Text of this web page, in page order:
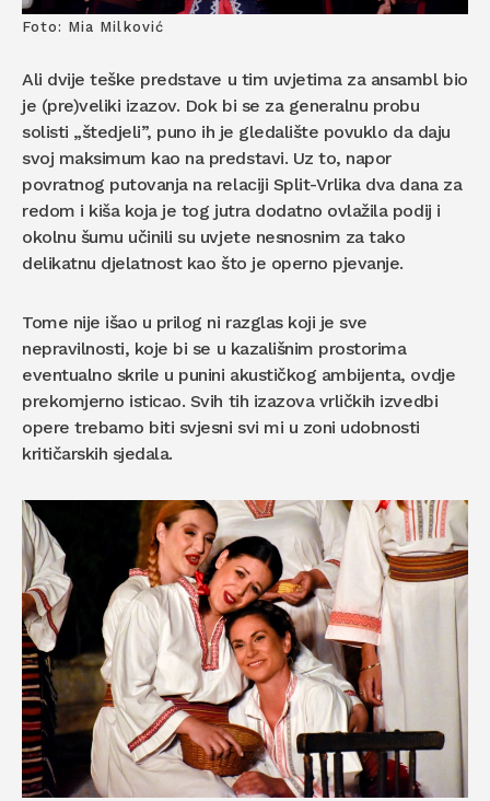
Foto: Mia Milković
Ali dvije teške predstave u tim uvjetima za ansambl bio
je (pre)veliki izazov. Dok bi se za generalnu probu
solisti „štedjeli”, puno ih je gledalište povuklo da daju
svoj maksimum kao na predstavi. Uz to, napor
povratnog putovanja na relaciji Split-Vrlika dva dana za
redom i kiša koja je tog jutra dodatno ovlažila podij i
okolnu šumu učinili su uvjete nesnosnim za tako
delikatnu djelatnost kao što je operno pjevanje.
Tome nije išao u prilog ni razglas koji je sve
nepravilnosti, koje bi se u kazališnim prostorima
eventualno skrile u punini akustičkog ambijenta, ovdje
prekomjerno isticao. Svih tih izazova vrličkih izvedbi
opere trebamo biti svjesni svi mi u zoni udobnosti
kritičarskih sjedala.